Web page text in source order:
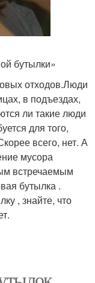
бутылки»
отходов.Люди
в подъездах,
ли такие люди
для того,
всего, нет. А
мусора
встречаемым
бутылка .
, знайте, что